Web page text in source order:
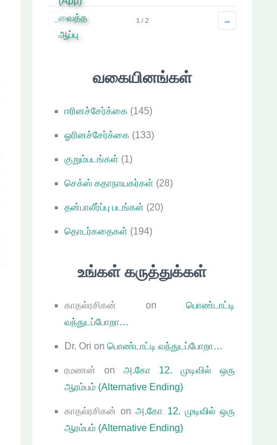
← 1 / 2 →
வகையினங்கள்
ஈரினச்சேர்க்கை (145)
ஓரினச்சேர்க்கை (133)
குறும்படங்கள் (1)
செக்ஸ் கதாநாயகர்கள் (28)
தன்பாலீர்ப்பு படங்கள் (20)
தொடர்கதைகள் (194)
உங்கள் கருத்துக்கள்
காதல்ரசிகன் on பொண்டாட்டி
வந்துடப்போறா…
Dr. Ori on பொண்டாட்டி வந்துடப்போறா…
ரமணன் on அ.கோ 12. முடிவில் ஒரு
ஆரம்பம் (Alternative Ending)
காதல்ரசிகன் onஅ.கோ 12. முடிவில் ஒரு
ஆரம்பம் (Alternative Ending)